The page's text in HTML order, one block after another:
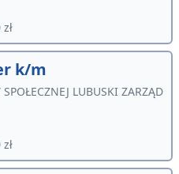
k/m
LUBUSKI ZARZĄD